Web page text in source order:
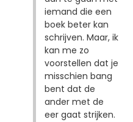
iemand die een
boek beter kan
schrijven. Maar, ik
kan me zo
voorstellen dat je
misschien bang
bent dat de
ander met de
eer gaat strijken.